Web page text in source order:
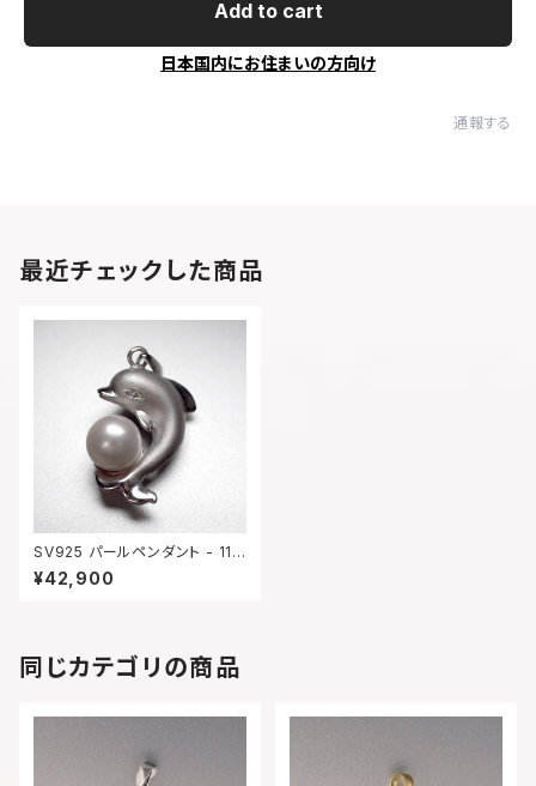
Add to cart
日本国内にお住まいの方向け
通報する
最近チェックした商品
SV925 パールペンダント - 117
8
¥42,900
同じカテゴリの商品